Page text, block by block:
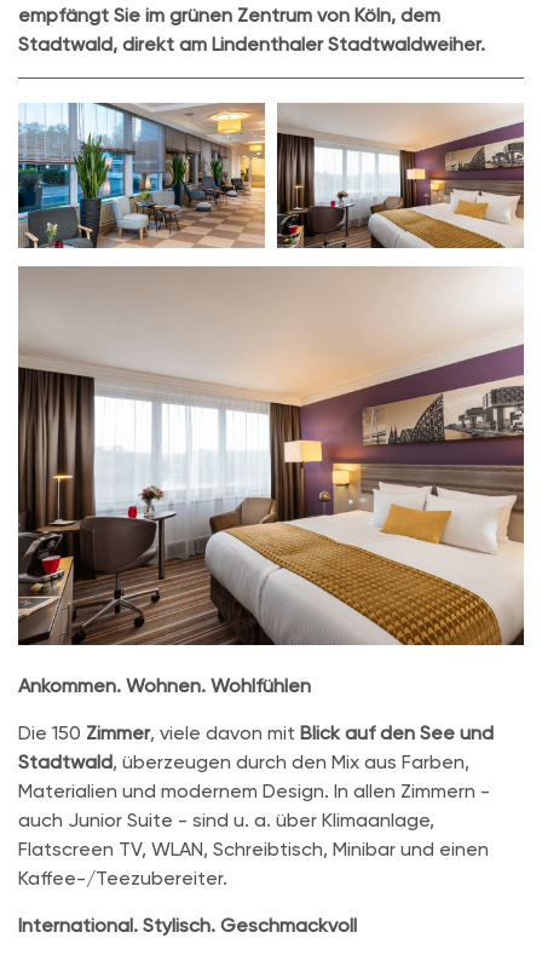
empfängt Sie im grünen Zentrum von Köln, dem
Stadtwald, direkt am Lindenthaler Stadtwaldweiher.
Ankommen. Wohnen. Wohlfühlen
Die 150 Zimmer, viele davon mit Blick auf den See und
Stadtwald, überzeugen durch den Mix aus Farben,
Materialien und modernem Design. In allen Zimmern -
auch Junior Suite - sind u. a. über Klimaanlage,
Flatscreen TV, WLAN, Schreibtisch, Minibar und einen
Kaffee-/Teezubereiter.
International. Stylisch. Geschmackvoll